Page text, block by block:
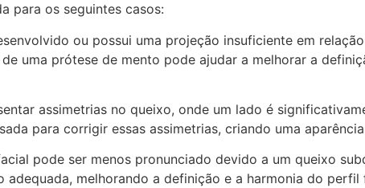
para os seguintes casos:
ou possui uma projeção insuficiente em
uma prótese de mento pode ajudar a melhorar a
assimetrias no queixo, onde um lado é
para corrigir essas assimetrias, criando uma
pode ser menos pronunciado devido a um queixo
melhorando a definição e a harmonia do perfil